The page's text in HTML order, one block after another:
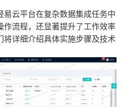
云平台在复杂数据集成任务中
作流程，还显著提升了工作效率
详细介绍具体实施步骤及技术